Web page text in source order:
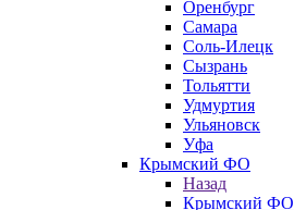
Оренбург
Самара
Соль-Илецк
Сызрань
Тольятти
Удмуртия
Ульяновск
Уфа
Крымский ФО
Назад
Крымский ФО